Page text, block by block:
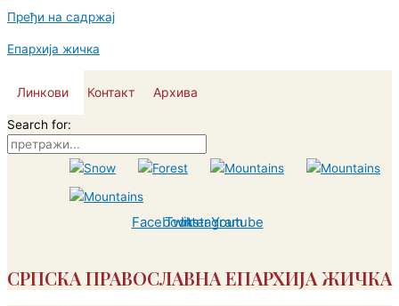
Пређи на садржај
Епархија жичка
Линкови Контакт Архива
Search for:
Facebook
Twitter
Instagram
Youtube
СРПСКА ПРАВОСЛАВНА ЕПАРХИЈА ЖИЧКА